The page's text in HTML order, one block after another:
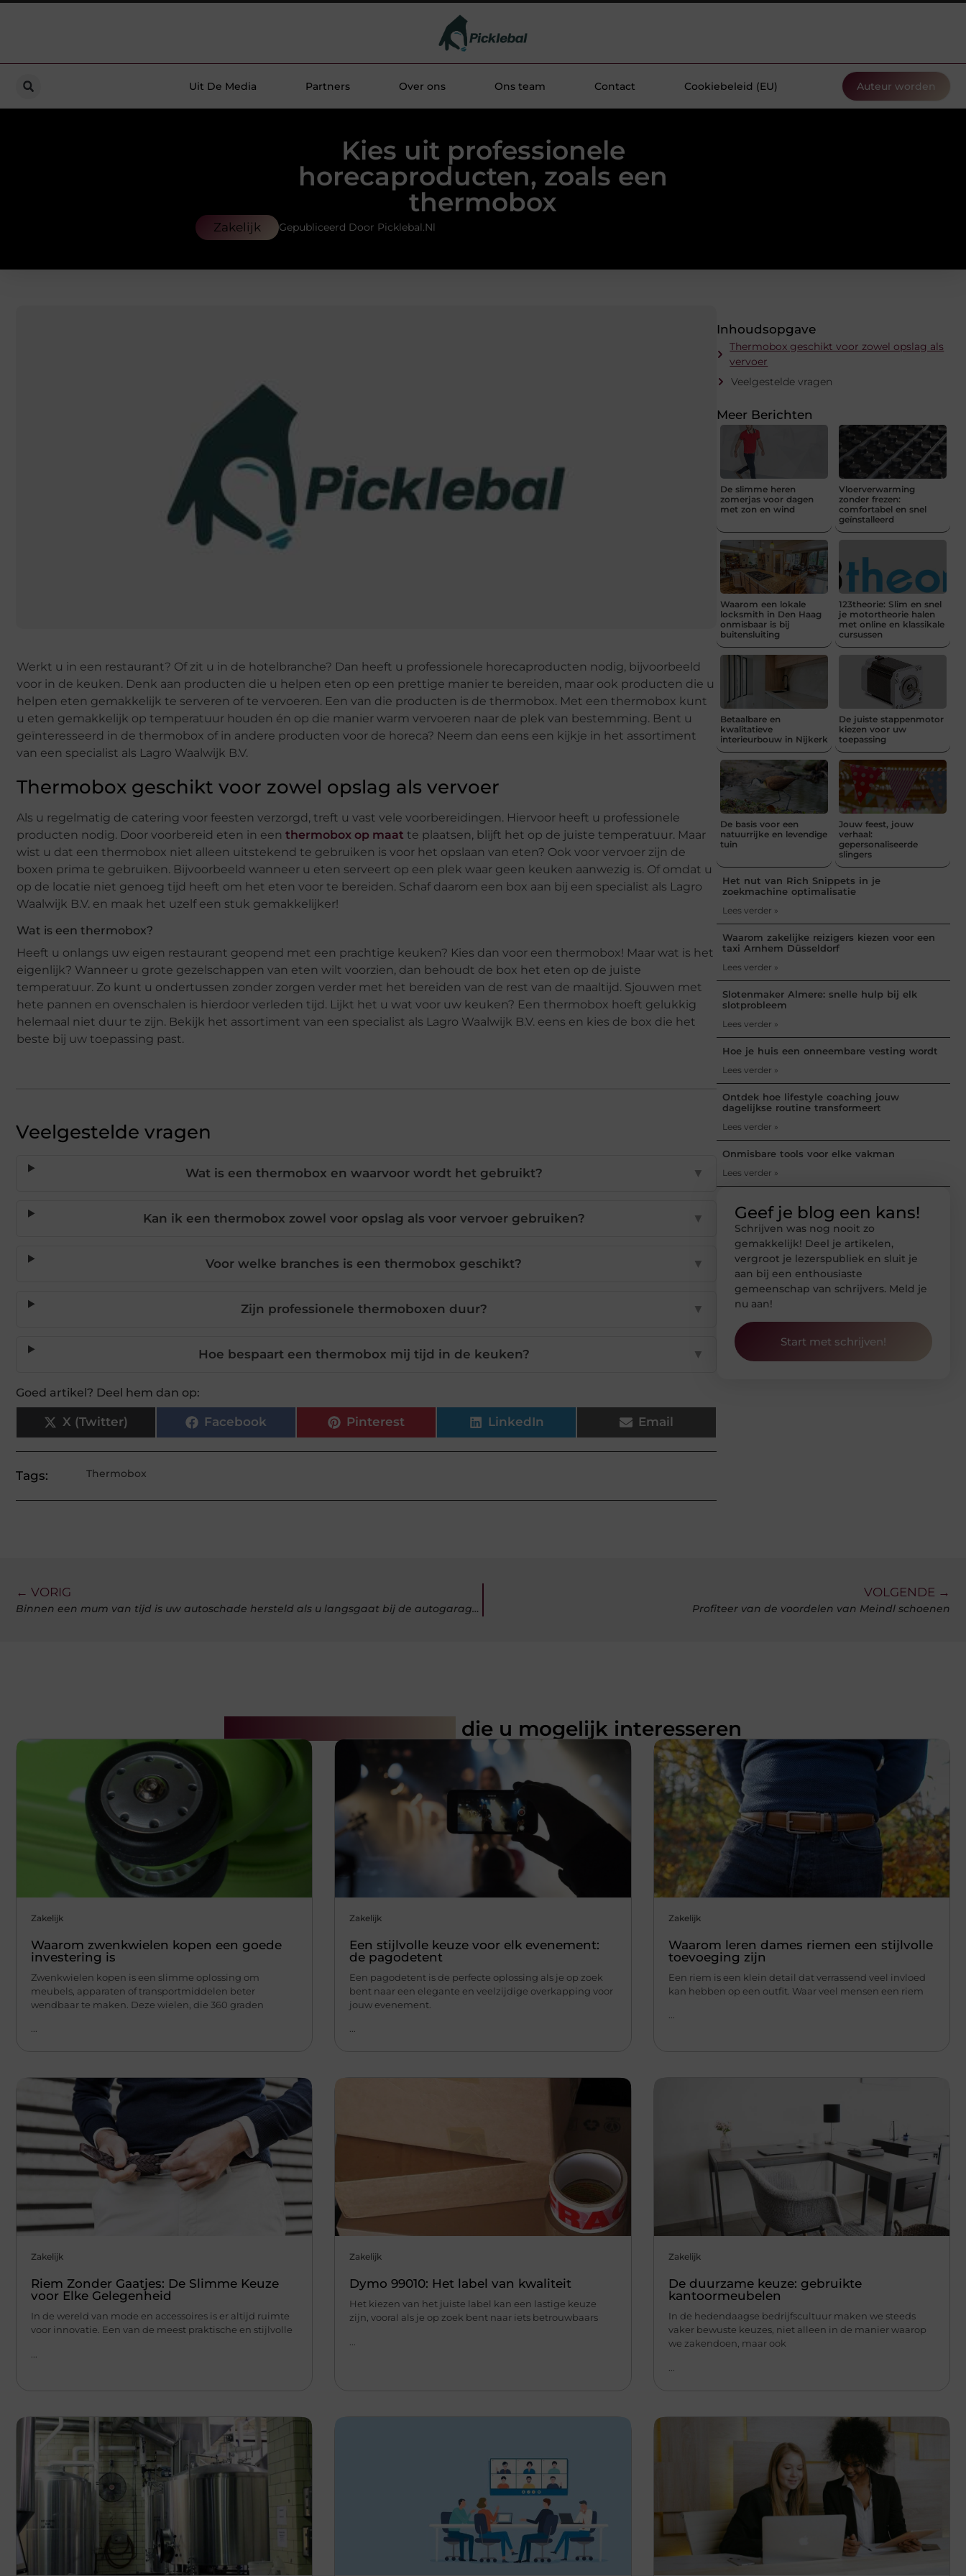
Uit De Media Partners Over ons Ons team Contact Cookiebeleid (EU) Auteur worden
Kies uit professionele
horecaproducten, zoals een
thermobox
Zakelijk Gepubliceerd Door Picklebal.nl
Werkt u in een restaurant? Of zit u in de hotelbranche? Dan heeft u professionele horecaproducten nodig, bijvoorbeeld
voor in de keuken. Denk aan producten die u helpen eten op een prettige manier te bereiden, maar ook producten die u
helpen eten gemakkelijk te serveren of te vervoeren. Een van die producten is de thermobox. Met een thermobox kunt
u eten gemakkelijk op temperatuur houden én op die manier warm vervoeren naar de plek van bestemming. Bent u
geïnteresseerd in de thermobox of in andere producten voor de horeca? Neem dan eens een kijkje in het assortiment
van een specialist als Lagro Waalwijk B.V.
Thermobox geschikt voor zowel opslag als vervoer
Als u regelmatig de catering voor feesten verzorgd, treft u vast vele voorbereidingen. Hiervoor heeft u professionele
producten nodig. Door voorbereid eten in een thermobox op maat te plaatsen, blijft het op de juiste temperatuur. Maar
wist u dat een thermobox niet alleen uitstekend te gebruiken is voor het opslaan van eten? Ook voor vervoer zijn de
boxen prima te gebruiken. Bijvoorbeeld wanneer u eten serveert op een plek waar geen keuken aanwezig is. Of omdat u
op de locatie niet genoeg tijd heeft om het eten voor te bereiden. Schaf daarom een box aan bij een specialist als Lagro
Waalwijk B.V. en maak het uzelf een stuk gemakkelijker!
Wat is een thermobox?
Heeft u onlangs uw eigen restaurant geopend met een prachtige keuken? Kies dan voor een thermobox! Maar wat is het
eigenlijk? Wanneer u grote gezelschappen van eten wilt voorzien, dan behoudt de box het eten op de juiste
temperatuur. Zo kunt u ondertussen zonder zorgen verder met het bereiden van de rest van de maaltijd. Sjouwen met
hete pannen en ovenschalen is hierdoor verleden tijd. Lijkt het u wat voor uw keuken? Een thermobox hoeft gelukkig
helemaal niet duur te zijn. Bekijk het assortiment van een specialist als Lagro Waalwijk B.V. eens en kies de box die het
beste bij uw toepassing past.
Veelgestelde vragen
Wat is een thermobox en waarvoor wordt het gebruikt? ▼
Kan ik een thermobox zowel voor opslag als voor vervoer gebruiken? ▼
Voor welke branches is een thermobox geschikt? ▼
Zijn professionele thermoboxen duur? ▼
Hoe bespaart een thermobox mij tijd in de keuken? ▼
Goed artikel? Deel hem dan op:
X (Twitter) Facebook Pinterest LinkedIn Email
Tags: Thermobox
Inhoudsopgave
Thermobox geschikt voor zowel opslag als
vervoer
Veelgestelde vragen
Meer Berichten
De slimme heren
zomerjas voor dagen
met zon en wind
Vloerverwarming
zonder frezen:
comfortabel en snel
geïnstalleerd
Waarom een lokale
locksmith in Den Haag
onmisbaar is bij
buitensluiting
123theorie: Slim en snel
je motortheorie halen
met online en klassikale
cursussen
Betaalbare en
kwalitatieve
interieurbouw in Nijkerk
De juiste stappenmotor
kiezen voor uw
toepassing
De basis voor een
natuurrijke en levendige
tuin
Jouw feest, jouw
verhaal:
gepersonaliseerde
slingers
Het nut van Rich Snippets in je
zoekmachine optimalisatie
Lees verder »
Waarom zakelijke reizigers kiezen voor een
taxi Arnhem Düsseldorf
Lees verder »
Slotenmaker Almere: snelle hulp bij elk
slotprobleem
Lees verder »
Hoe je huis een onneembare vesting wordt
Lees verder »
Ontdek hoe lifestyle coaching jouw
dagelijkse routine transformeert
Lees verder »
Onmisbare tools voor elke vakman
Lees verder »
Geef je blog een kans!
Schrijven was nog nooit zo
gemakkelijk! Deel je artikelen,
vergroot je lezerspubliek en sluit je
aan bij een enthousiaste
gemeenschap van schrijvers. Meld je
nu aan!
Start met schrijven!
← VORIG
Binnen een mum van tijd is uw autoschade hersteld als u langsgaat bij de autogarage in Maastricht
VOLGENDE →
Profiteer van de voordelen van Meindl schoenen
die u mogelijk interesseren
Zakelijk
Waarom zwenkwielen kopen een goede
investering is
Zwenkwielen kopen is een slimme oplossing om
meubels, apparaten of transportmiddelen beter
wendbaar te maken. Deze wielen, die 360 graden
...
Zakelijk
Een stijlvolle keuze voor elk evenement:
de pagodetent
Een pagodetent is de perfecte oplossing als je op zoek
bent naar een elegante en veelzijdige overkapping voor
jouw evenement.
...
Zakelijk
Waarom leren dames riemen een stijlvolle
toevoeging zijn
Een riem is een klein detail dat verrassend veel invloed
kan hebben op een outfit. Waar veel mensen een riem
...
Zakelijk
Riem Zonder Gaatjes: De Slimme Keuze
voor Elke Gelegenheid
In de wereld van mode en accessoires is er altijd ruimte
voor innovatie. Een van de meest praktische en stijlvolle
Zakelijk
Dymo 99010: Het label van kwaliteit
Het kiezen van het juiste label kan een lastige keuze
zijn, vooral als je op zoek bent naar iets betrouwbaars
Zakelijk
De duurzame keuze: gebruikte
kantoormeubelen
In de hedendaagse bedrijfscultuur maken we steeds
vaker bewuste keuzes, niet alleen in de manier waarop
we zakendoen, maar ook